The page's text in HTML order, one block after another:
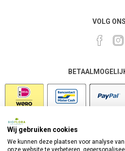
VOLG ONS
Wij gebruiken cookies
We kunnen deze plaatsen voor analyse
onze website te verbeteren,